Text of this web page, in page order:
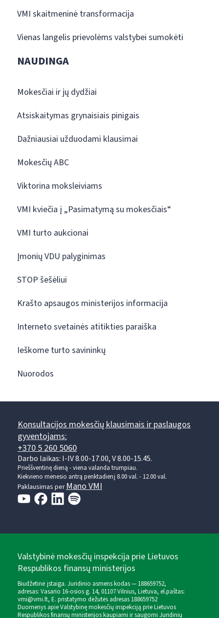
VMI skaitmeninė transformacija
Vienas langelis prievolėms valstybei sumokėti
NAUDINGA
Mokesčiai ir jų dydžiai
Atsiskaitymas grynaisiais pinigais
Dažniausiai užduodami klausimai
Mokesčių ABC
Viktorina moksleiviams
VMI kviečia į „Pasimatymą su mokesčiais“
VMI turto aukcionai
Įmonių VDU palyginimas
STOP šešėliui
Krašto apsaugos ministerijos informacija
Interneto svetainės atitikties paraiška
Ieškome turto savininkų
Nuorodos
Konsultacijos mokesčių klausimais ir paslaugos
gyventojams:
+370 5 260 5060
Darbo laikas: I-IV 8.00-17.00, V 8.00-15.45.
Prieššventinę dieną - viena valanda trumpiau.
Kiekvieno mėnesio antrą penktadienį 8.00 val. - 12.00 val.
Paklausimas perMano VMI
Valstybinė mokesčių inspekcija prie Lietuvos
Respublikos finansų ministerijos
Biudžetinė įstaiga. Juridinio asmens kodas — 188659752,
adresas: Vasario 16-osios g. 14, 01107 Vilnius, Lietuva, el.paštas:
vmi@vmi.lt, E. pristatymo dėžutės adresas 188659752
Duomenys apie Valstybinę mokesčių inspekciją prie Lietuvos
Respublikos finansų ministerijos kaupiami ir saugomi Juridinių